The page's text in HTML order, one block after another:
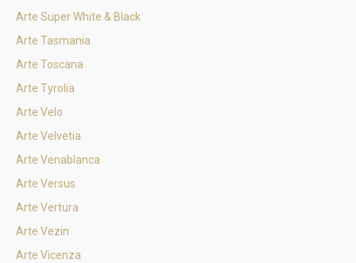
Arte Super White & Black
Arte Tasmania
Arte Toscana
Arte Tyrolia
Arte Velo
Arte Velvetia
Arte Venablanca
Arte Versus
Arte Vertura
Arte Vezin
Arte Vicenza